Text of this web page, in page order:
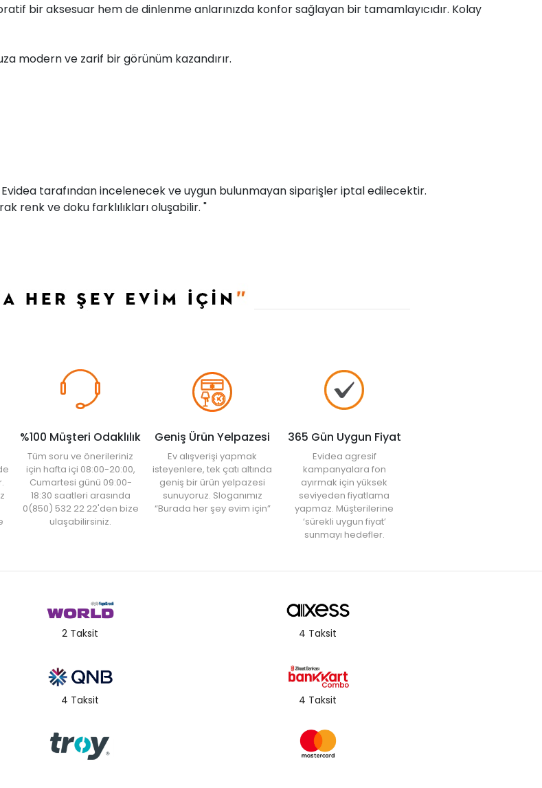
bir aksesuar hem de dinlenme anlarınızda konfor sağlayan bir tamamlayıcıdır. Kolay
modern ve zarif bir görünüm kazandırır.
tarafından incelenecek ve uygun bulunmayan siparişler iptal edilecektir.
renk ve doku farklılıkları oluşabilir. "
%100 Müşteri Odaklılık
Tüm soru ve önerileriniz
için hafta içi 08:00-20:00,
Cumartesi günü 09:00-
18:30 saatleri arasında
0(850) 532 22 22'den bize
ulaşabilirsiniz.
Geniş Ürün Yelpazesi
Ev alışverişi yapmak
isteyenlere, tek çatı altında
geniş bir ürün yelpazesi
sunuyoruz. Sloganımız
“Burada her şey evim için”
365 Gün Uygun Fiyat
Evidea agresif
kampanyalara fon
ayırmak için yüksek
seviyeden fiyatlama
yapmaz. Müşterilerine
‘sürekli uygun fiyat’
sunmayı hedefler.
2 Taksit 4 Taksit
4 Taksit 4 Taksit